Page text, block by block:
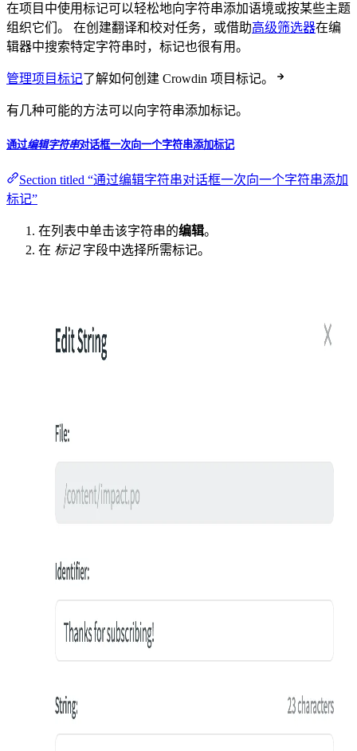
在项目中使用标记可以轻松地向字符串添加语境或按某些主题
组织它们。 在创建翻译和校对任务，或借助高级筛选器在编
辑器中搜索特定字符串时，标记也很有用。
管理项目标记了解如何创建 Crowdin 项目标记。
有几种可能的方法可以向字符串添加标记。
通过编辑字符串对话框一次向一个字符串添加标记
Section titled “通过编辑字符串对话框一次向一个字符串添加
标记”
在列表中单击该字符串的编辑。
在 标记字段中选择所需标记。